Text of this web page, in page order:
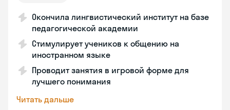
Окончила лингвистический институт на базе
педагогической академии
Стимулирует учеников к общению на
иностранном языке
Проводит занятия в игровой форме для
лучшего понимания
Читать дальше